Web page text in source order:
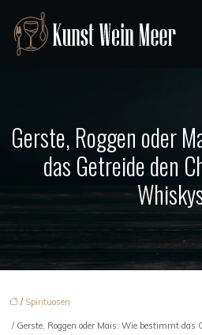
Gerste, Roggen oder
das Getreide den
/ Spirituosen
/ Gerste, Roggen oder Mais: Wie bestimmt das